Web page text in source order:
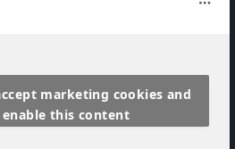
marketing cookies and
enable this content